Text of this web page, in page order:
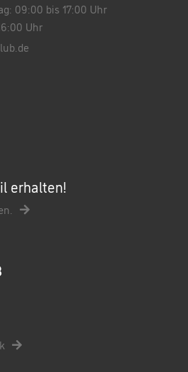
09:00 bis 17:00 Uhr
Uhr
erhalten!